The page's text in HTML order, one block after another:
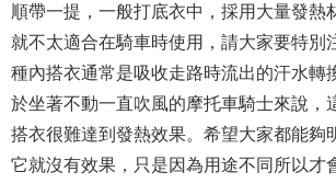
順帶一提，一般打底衣中，採用大量發熱
就不太適合在騎車時使用，請大家要特別
種內搭衣通常是吸收走路時流出的汗水轉
於坐著不動一直吹風的摩托車騎士來說，
搭衣很難達到發熱效果。希望大家都能夠
它就沒有效果，只是因為用途不同所以才